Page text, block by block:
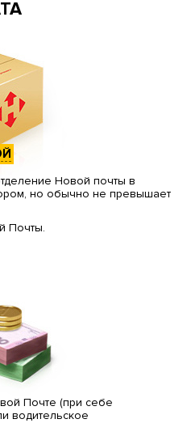
Новой почты в
но обычно не превышает
Почты.
Почте (при себе
водительское